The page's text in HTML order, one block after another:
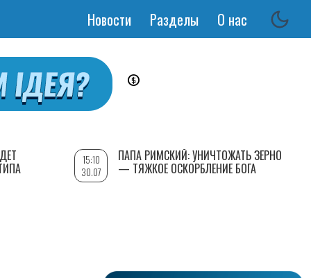
Основная
Новости Разделы О нас
15:10
30.07
ПАПА РИМСКИЙ: УНИЧТОЖАТЬ ЗЕРНО
— ТЯЖКОЕ ОСКОРБЛЕНИЕ БОГА